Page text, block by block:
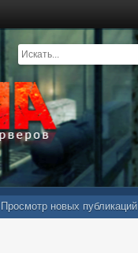
Просмотр новых публикаций